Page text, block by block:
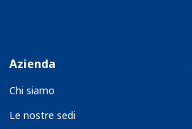
Azienda
Chi siamo
Le nostre sedi